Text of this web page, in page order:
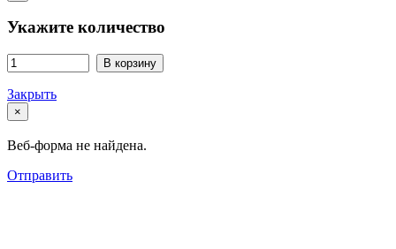
Укажите количество
В корзину
Закрыть
×
Веб-форма не найдена.
Отправить